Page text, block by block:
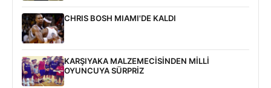
CHRIS BOSH MIAMI'DE KALDI
KARŞIYAKA MALZEMECİSİNDEN MİLLİ
OYUNCUYA SÜRPRİZ